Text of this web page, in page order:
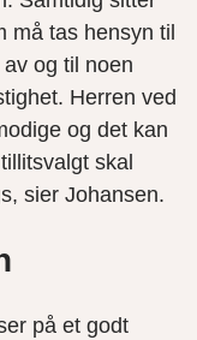
må tas hensyn til
og til noen
Herren ved
og det kan
skal
sier Johansen.
på et godt